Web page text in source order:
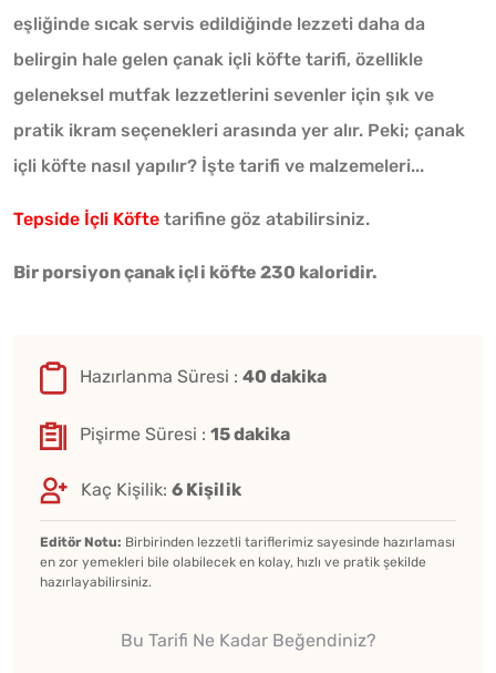
eşliğinde sıcak servis edildiğinde lezzeti daha da
belirgin hale gelen çanak içli köfte tarifi, özellikle
geleneksel mutfak lezzetlerini sevenler için şık ve
pratik ikram seçenekleri arasında yer alır. Peki; çanak
içli köfte nasıl yapılır? İşte tarifi ve malzemeleri...
Tepside İçli Köfte tarifine göz atabilirsiniz.
Bir porsiyon çanak içli köfte 230 kaloridir.
Hazırlanma Süresi : 40 dakika
Pişirme Süresi : 15 dakika
Kaç Kişilik: 6 Kişilik
Editör Notu: Birbirinden lezzetli tariflerimiz sayesinde hazırlaması
en zor yemekleri bile olabilecek en kolay, hızlı ve pratik şekilde
hazırlayabilirsiniz.
Bu Tarifi Ne Kadar Beğendiniz?